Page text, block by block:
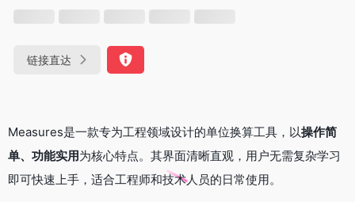
链接直达
Measures是一款专为工程领域设计的单位换算工具，以操作简
单、功能实用为核心特点。其界面清晰直观，用户无需复杂学习
即可快速上手，适合工程师和技术人员的日常使用。